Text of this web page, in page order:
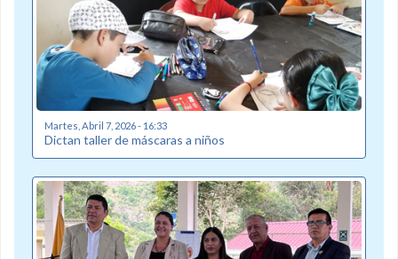
Martes, Abril 7, 2026 - 16:33
Dictan taller de máscaras a niños